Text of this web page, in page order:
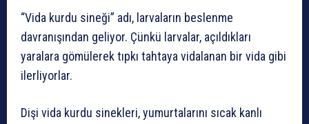
“Vida kurdu sineği” adı, larvaların beslenme
davranışından geliyor. Çünkü larvalar, açıldıkları
yaralara gömülerek tıpkı tahtaya vidalanan bir vida gibi
ilerliyorlar.
Dişi vida kurdu sinekleri, yumurtalarını sıcak kanlı